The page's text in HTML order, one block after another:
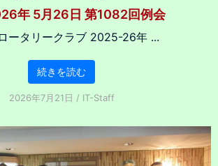
年 5月26日 第1082回例会
ータリークラブ 2025-26年 ...
続きを読む
2026年7月21日 / IT-Staff